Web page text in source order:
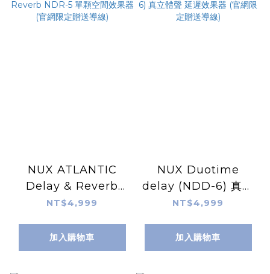
NUX ATLANTIC
Delay & Reverb
NDR-5 單顆空間效果
線)
NT$4,999
加入購物車
NUX Duotime
delay (NDD-6) 真立
體聲 延遲效果器 (官網
NT$4,999
加入購物車